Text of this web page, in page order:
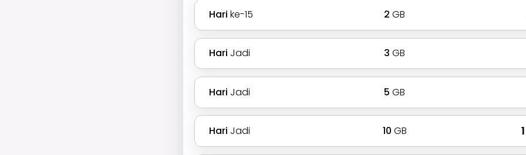
Hari ke-15 2 GB
Hari Jadi 3 GB
Hari Jadi 5 GB
Hari Jadi 10 GB